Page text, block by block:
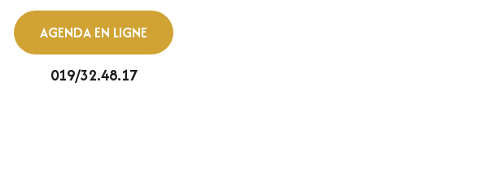
AGENDA EN LIGNE
019/32.48.17